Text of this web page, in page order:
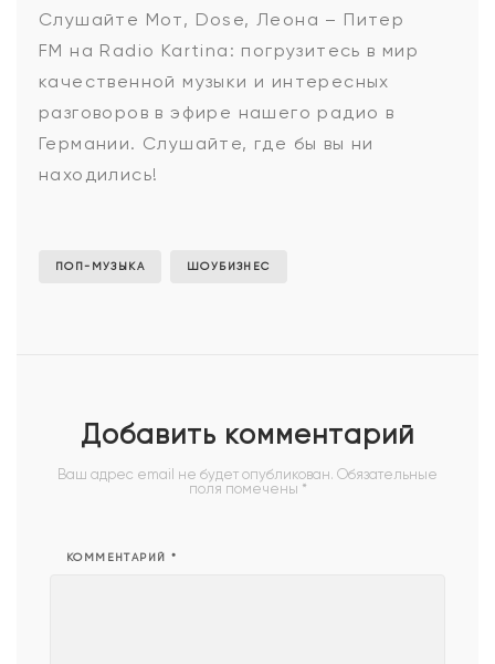
Мот,
Dose,
Леона
Слушайте Мот, Dose, Леона – Питер
FM на Radio Kartina: погрузитесь в мир
качественной музыки и интересных
разговоров в эфире нашего радио в
Германии. Слушайте, где бы вы ни
находились!
ПОП-МУЗЫКА ШОУБИЗНЕС
Добавить комментарий
Ваш адрес email не будет опубликован. Обязательные
поля помечены *
КОММЕНТАРИЙ *